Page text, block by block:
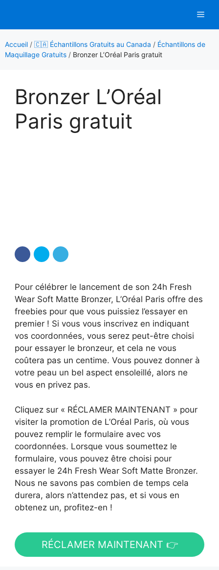
contenu
Accueil / 🇨🇦 Échantillons Gratuits au Canada / Échantillons de
Maquillage Gratuits / Bronzer L’Oréal Paris gratuit
Bronzer L’Oréal
Paris gratuit
Pour célébrer le lancement de son 24h Fresh
Wear Soft Matte Bronzer, L’Oréal Paris offre des
freebies pour que vous puissiez l’essayer en
premier ! Si vous vous inscrivez en indiquant
vos coordonnées, vous serez peut-être choisi
pour essayer le bronzeur, et cela ne vous
coûtera pas un centime. Vous pouvez donner à
votre peau un bel aspect ensoleillé, alors ne
vous en privez pas.
Cliquez sur « RÉCLAMER MAINTENANT » pour
visiter la promotion de L’Oréal Paris, où vous
pouvez remplir le formulaire avec vos
coordonnées. Lorsque vous soumettez le
formulaire, vous pouvez être choisi pour
essayer le 24h Fresh Wear Soft Matte Bronzer.
Nous ne savons pas combien de temps cela
durera, alors n’attendez pas, et si vous en
obtenez un, profitez-en !
RÉCLAMER MAINTENANT 👉